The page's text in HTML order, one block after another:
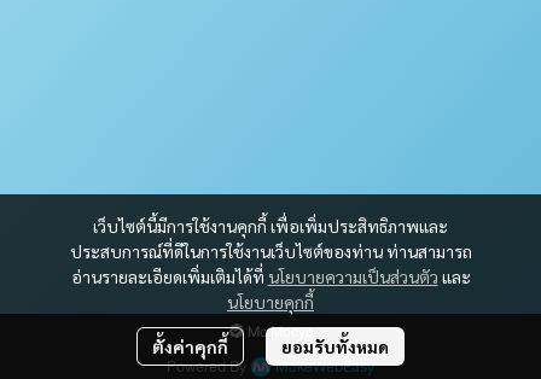
เว็บไซต์นี้มีการใช้งานคุกกี้ เพื่อเพิ่มประสิทธิภาพและ
ประสบการณ์ที่ดีในการใช้งานเว็บไซต์ของท่าน ท่านสามารถ
อ่านรายละเอียดเพิ่มเติมได้ที่ นโยบายความเป็นส่วนตัว และ
นโยบายคุกกี้
ตั้งค่าคุกกี้ ยอมรับทั้งหมด
Mc Mocyc
Powered By MakeWebEasy